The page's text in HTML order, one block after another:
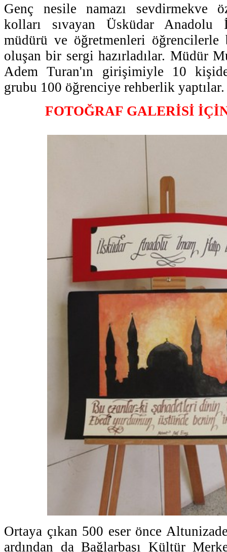
Genç nesile namazı sevdirmekve
kolları sıvayan Üsküdar
müdürü ve öğretmenleri öğrencilerle
oluşan bir sergi hazırladılar. Müdür
Adem Turan'ın girişimiyle 10
grubu 100 öğrenciye rehberlik yaptılar.
FOTOĞRAF GALERİSİ
Ortaya çıkan 500 eser önce
ardından da Bağlarbaşı Kültür